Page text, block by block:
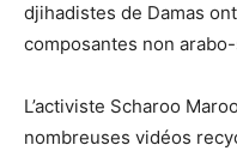
djihadistes de Damas
composantes non
L’activiste Scharoo
nombreuses vidéos